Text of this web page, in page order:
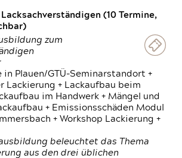
(10 Termine,
zum
in Plauen/GTÜ-Seminarstandort +
Lackierung + Lackaufbau beim
im Handwerk + Mängel und
+ Emissionsschäden Modul
+ Workshop Lackierung +
beleuchtet das Thema
aus den drei üblichen